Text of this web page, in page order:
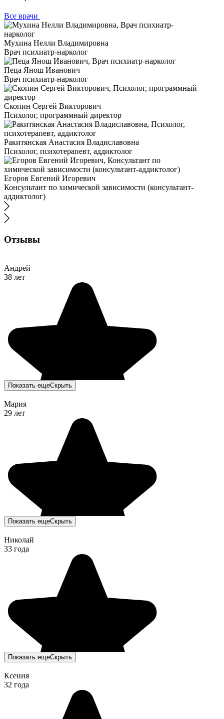
Все врачи
Мухина Нелли Владимировна
Врач психиатр-нарколог
Пеца Янош Иванович
Врач психиатр-нарколог
Скопин Сергей Викторович
Психолог, программный директор
Ракитянская Анастасия Владиславовна
Психолог, психотерапевт, аддиктолог
Егоров Евгений Игоревич
Консультант по химической зависимости (консультант-
аддиктолог)
Отзывы
Андрей
38 лет
Показать ещеСкрыть
Мария
29 лет
Показать ещеСкрыть
Николай
33 года
Показать ещеСкрыть
Ксения
32 года